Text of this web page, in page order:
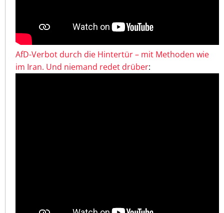
AfD-Verbot durch die Hintertür – mit Methoden wie
im Iran. Und niemand redet drüber: